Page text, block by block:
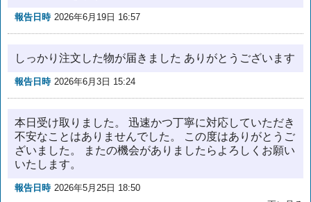
報告日時 2026年6月19日 16:57
しっかり注文した物が届きました ありがとうございます
報告日時 2026年6月3日 15:24
本日受け取りました。 迅速かつ丁寧に対応していただき
不安なことはありませんでした。 この度はありがとうご
ざいました。 またの機会がありましたらよろしくお願い
いたします。
報告日時 2026年5月25日 18:50